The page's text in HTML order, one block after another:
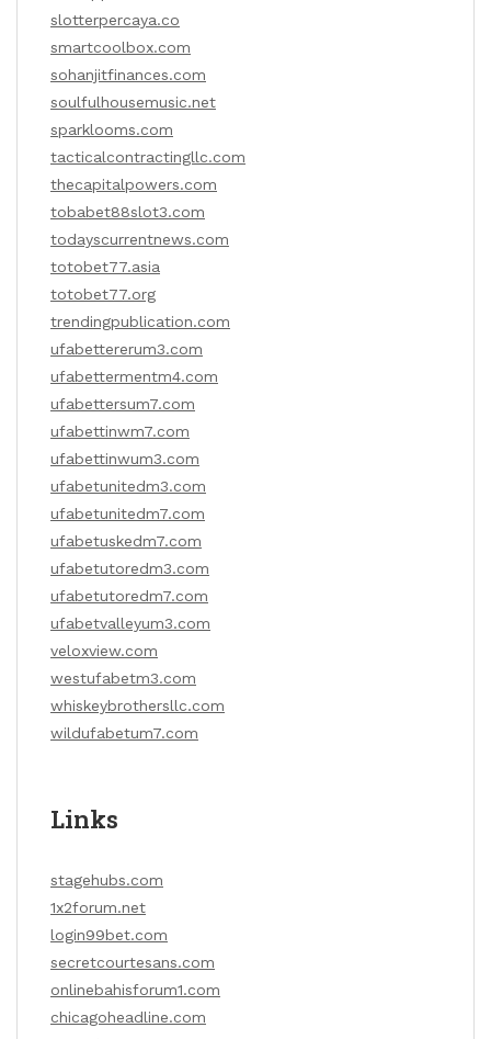
slotterpercaya.co
smartcoolbox.com
sohanjitfinances.com
soulfulhousemusic.net
sparklooms.com
tacticalcontractingllc.com
thecapitalpowers.com
tobabet88slot3.com
todayscurrentnews.com
totobet77.asia
totobet77.org
trendingpublication.com
ufabettererum3.com
ufabettermentm4.com
ufabettersum7.com
ufabettinwm7.com
ufabettinwum3.com
ufabetunitedm3.com
ufabetunitedm7.com
ufabetuskedm7.com
ufabetutoredm3.com
ufabetutoredm7.com
ufabetvalleyum3.com
veloxview.com
westufabetm3.com
whiskeybrothersllc.com
wildufabetum7.com
Links
stagehubs.com
1x2forum.net
login99bet.com
secretcourtesans.com
onlinebahisforum1.com
chicagoheadline.com